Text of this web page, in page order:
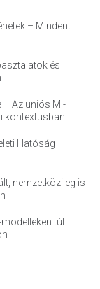
– Mindent
és
– Az uniós MI-
kontextusban
Hatóság –
nemzetközileg is
túl.